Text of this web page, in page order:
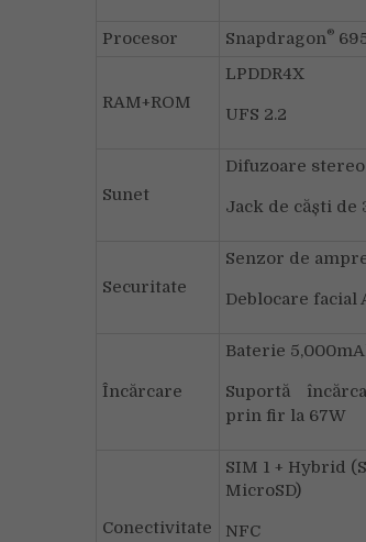
Procesor Snapdragon®
RAM+ROM
LPDDR4X
UFS 2.2
Sunet
Difuzoare stereo
Jack de căști de
Securitate
Senzor de
Deblocare facial
Încărcare
Baterie
Suportă
prin fir la 67W
Conectivitate
SIM 1 + Hybrid
MicroSD)
NFC